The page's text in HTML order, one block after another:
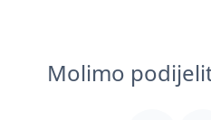
Molimo